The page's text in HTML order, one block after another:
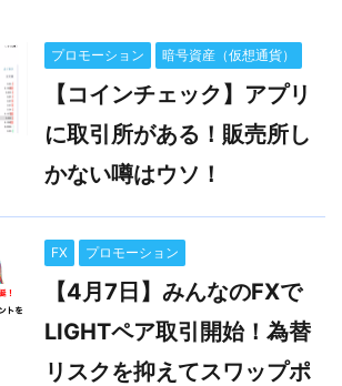
プロモーション 暗号資産（仮想通貨）
【コインチェック】アプリ
に取引所がある！販売所し
かない噂はウソ！
FX プロモーション
【4月7日】みんなのFXで
LIGHTペア取引開始！為替
リスクを抑えてスワップポ